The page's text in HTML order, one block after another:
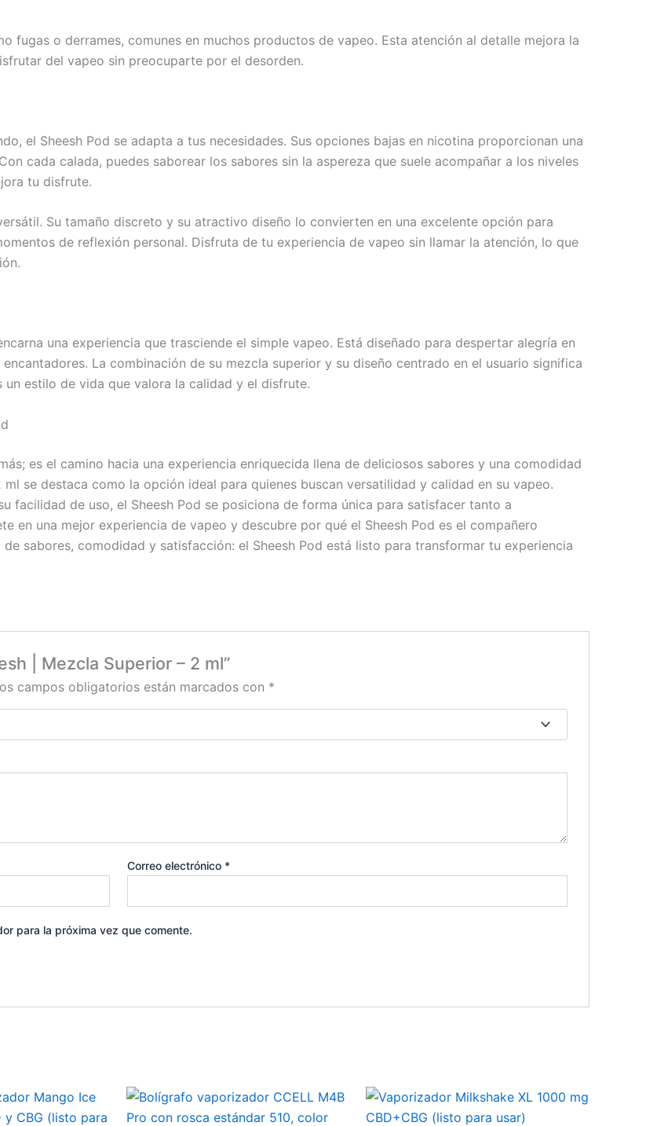
fugas o derrames, comunes en muchos productos de vapeo. Esta atención al detalle mejora la
del vapeo sin preocuparte por el desorden.
el Sheesh Pod se adapta a tus necesidades. Sus opciones bajas en nicotina proporcionan una
cada calada, puedes saborear los sabores sin la aspereza que suele acompañar a los niveles
tu disfrute.
Su tamaño discreto y su atractivo diseño lo convierten en una excelente opción para
de reflexión personal. Disfruta de tu experiencia de vapeo sin llamar la atención, lo que
una experiencia que trasciende el simple vapeo. Está diseñado para despertar alegría en
La combinación de su mezcla superior y su diseño centrado en el usuario significa
estilo de vida que valora la calidad y el disfrute.
es el camino hacia una experiencia enriquecida llena de deliciosos sabores y una comodidad
se destaca como la opción ideal para quienes buscan versatilidad y calidad en su vapeo.
facilidad de uso, el Sheesh Pod se posiciona de forma única para satisfacer tanto a
en una mejor experiencia de vapeo y descubre por qué el Sheesh Pod es el compañero
sabores, comodidad y satisfacción: el Sheesh Pod está listo para transformar tu experiencia
| Mezcla Superior – 2 ml”
campos obligatorios están marcados con *
Correo electrónico *
para la próxima vez que comente.